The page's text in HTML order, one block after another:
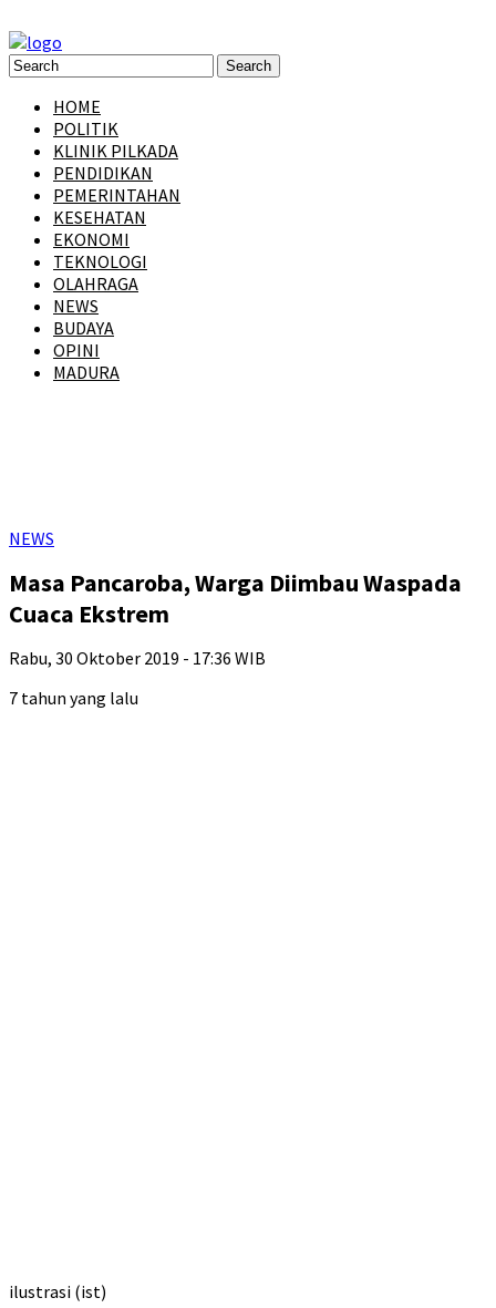
HOME
POLITIK
KLINIK PILKADA
PENDIDIKAN
PEMERINTAHAN
KESEHATAN
EKONOMI
TEKNOLOGI
OLAHRAGA
NEWS
BUDAYA
OPINI
MADURA
NEWS
Masa Pancaroba, Warga Diimbau Waspada
Cuaca Ekstrem
Rabu, 30 Oktober 2019 - 17:36 WIB
7 tahun yang lalu
ilustrasi (ist)